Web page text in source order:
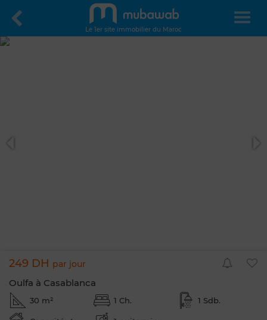
Le 1er site immobilier du Maroc
249 DH par jour
Oulfa à Casablanca
30 m² 1 Ch. 1 Sdb.